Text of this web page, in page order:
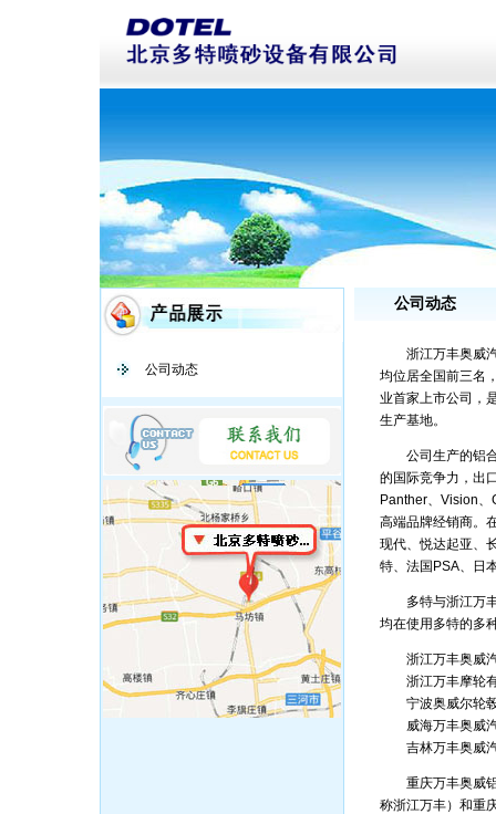
公司动态
公司动态
浙江万丰奥威汽
均位居全国前三名
业首家上市公司，
生产基地。
公司生产的铝合
的国际竞争力，出
Panther、Vision
高端品牌经销商。
现代、悦达起亚、
特、法国PSA、日
多特与浙江万丰
均在使用多特的多
浙江万丰奥威汽
浙江万丰摩轮有
宁波奥威尔轮毂
威海万丰奥威汽
吉林万丰奥威汽
重庆万丰奥威铝
称浙江万丰）和重